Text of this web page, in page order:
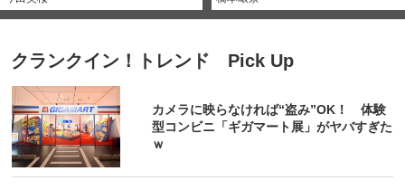
クランクイン！トレンド Pick Up
カメラに映らなければ“盗み”OK！ 体験
型コンビニ「ギガマート展」がヤバすぎた
ｗ